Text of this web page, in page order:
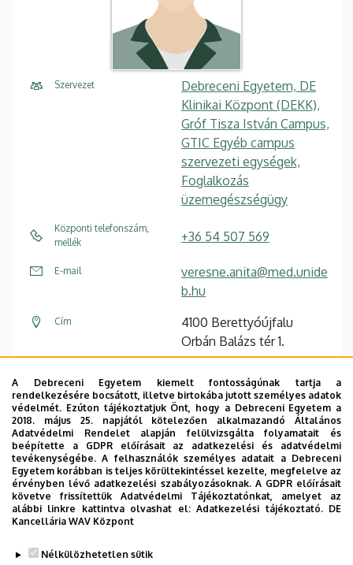
A Debreceni Egyetem kiemelt fontosságúnak tartja a
rendelkezésére bocsátott, illetve birtokába jutott személyes adatok
védelmét. Ezúton tájékoztatjuk Önt, hogy a Debreceni Egyetem a
2018. május 25. napjától kötelezően alkalmazandó Általános
Adatvédelmi Rendelet alapján felülvizsgálta folyamatait és
beépítette a GDPR előírásait az adatkezelési és adatvédelmi
tevékenységébe. A felhasználók személyes adatait a Debreceni
Egyetem korábban is teljes körültekintéssel kezelte, megfelelve az
érvényben lévő adatkezelési szabályozásoknak. A GDPR előírásait
követve frissítettük Adatvédelmi Tájékoztatónkat, amelyet az
alábbi linkre kattintva olvashat el:Adatkezelési tájékoztató. DE
Kancellária WAV Központ
Nélkülözhetetlen sütik
Szervezet
Debreceni Egyetem, DE
Klinikai Központ (DEKK),
Gróf Tisza István Campus,
GTIC Egyéb campus
szervezeti egységek,
Foglalkozás
üzemegészségügy
Központi telefonszám,
mellék
+36 54 507 569
E-mail
veresne.anita@med.unide
b.hu
Cím
4100 Berettyóújfalu
Orbán Balázs tér 1.
földszint
Dolgozói adatmódosítás igénylése a DE
telefonkönyvében|Külső személyek rögzítése a
DE telefonkönyvében| Súgó|Hibabejelentés